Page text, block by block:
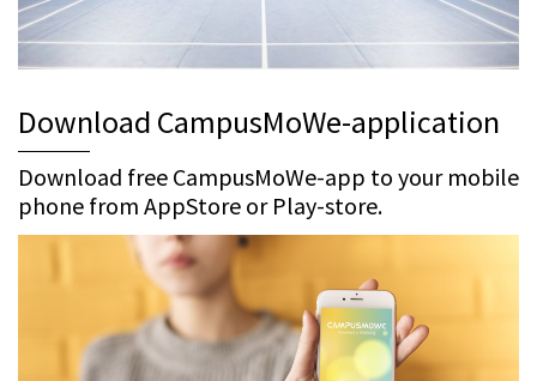
Download CampusMoWe-application
Download free CampusMoWe-app to your mobile
phone from AppStore or Play-store.